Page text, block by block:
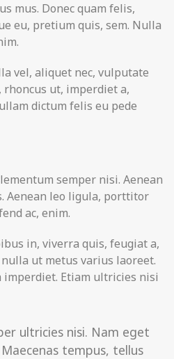
mus. Donec quam felis,
eu, pretium quis, sem. Nulla
vel, aliquet nec, vulputate
ut, imperdiet a,
dictum felis eu pede
semper nisi. Aenean
Aenean leo ligula, porttitor
ac, enim.
in, viverra quis, feugiat a,
ut metus varius laoreet.
imperdiet. Etiam ultricies nisi
ultricies nisi. Nam eget
tempus, tellus